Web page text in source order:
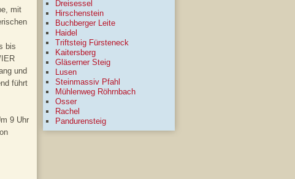
mit
bis
und
führt
9 Uhr
Dreisessel
Hirschenstein
Buchberger Leite
Haidel
Triftsteig Fürsteneck
Kaitersberg
Gläserner Steig
Lusen
Steinmassiv Pfahl
Mühlenweg Röhrnbach
Osser
Rachel
Pandurensteig